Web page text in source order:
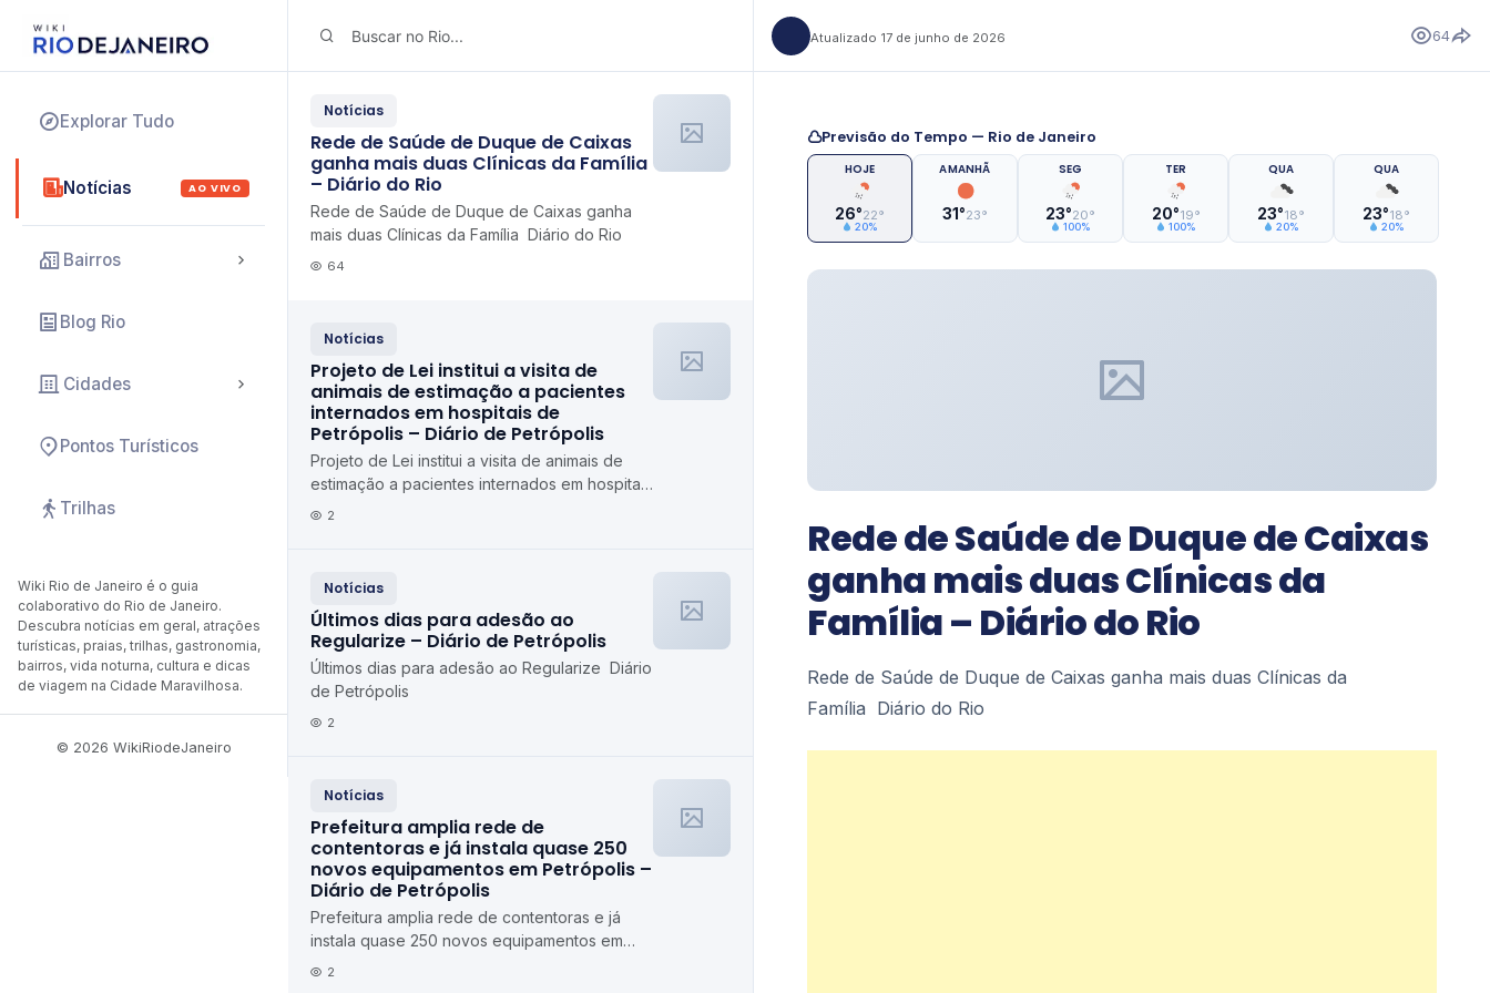
Explorar Tudo
Notícias AO VIVO
Bairros
Blog Rio
Cidades
Pontos Turísticos
Trilhas
Wiki Rio de Janeiro é o guia
colaborativo do Rio de Janeiro.
Descubra notícias em geral, atrações
turísticas, praias, trilhas, gastronomia,
bairros, vida noturna, cultura e dicas
de viagem na Cidade Maravilhosa.
© 2026 WikiRiodeJaneiro
Notícias
Rede de Saúde de Duque de Caixas
ganha mais duas Clínicas da Família
– Diário do Rio
Rede de Saúde de Duque de Caixas ganha
mais duas Clínicas da Família Diário do Rio
64
Notícias
Projeto de Lei institui a visita de
animais de estimação a pacientes
internados em hospitais de
Petrópolis – Diário de Petrópolis
Projeto de Lei institui a visita de animais de
estimação a pacientes internados em hospitais
de Petrópolis Diário de Petrópolis
2
Notícias
Últimos dias para adesão ao
Regularize – Diário de Petrópolis
Últimos dias para adesão ao Regularize Diário
de Petrópolis
2
Notícias
Prefeitura amplia rede de
contentoras e já instala quase 250
novos equipamentos em Petrópolis –
Diário de Petrópolis
Prefeitura amplia rede de contentoras e já
instala quase 250 novos equipamentos em
Petrópolis Diário de Petrópolis
2
Atualizado 17 de junho de 2026 64
Previsão do Tempo — Rio de Janeiro
HOJE
26°22°
20%
AMANHÃ
31°23°
SEG
23°20°
100%
TER
20°19°
100%
QUA
23°18°
20%
QUA
23°18°
20%
Rede de Saúde de Duque de Caixas
ganha mais duas Clínicas da
Família – Diário do Rio
Rede de Saúde de Duque de Caixas ganha mais duas Clínicas da
Família Diário do Rio